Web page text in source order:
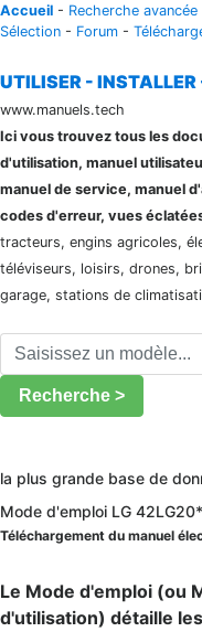
Accueil - Recherche avancée
Sélection - Forum -
UTILISER - INSTALLER
www.manuels.tech
Ici vous trouvez tous les
d'utilisation, manuel
manuel de service, manuel
codes d'erreur, vues
tracteurs, engins agricoles,
téléviseurs, loisirs, drones,
garage, stations de
Recherche >
la plus grande base de
Mode d'emploi LG
Téléchargement du manuel
Le Mode d'emploi (ou
d'utilisation) détaille